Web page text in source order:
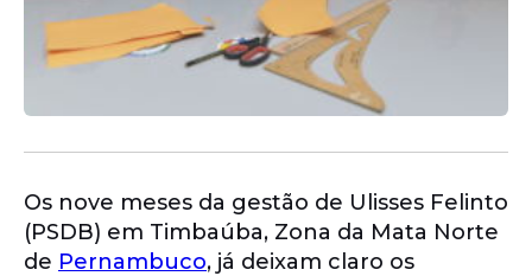
Os nove meses da gestão de Ulisses Felinto
(PSDB) em Timbaúba, Zona da Mata Norte
de Pernambuco, já deixam claro os